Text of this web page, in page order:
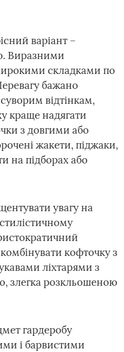
варіант –
Виразними
складками по
бажано
відтінкам,
краще надягати
з довгими або
жакети, піджаки,
на підборах або
увагу на
кофточку з
ліхтарями з
злегка розкльошеною
гардеробу
і барвистими